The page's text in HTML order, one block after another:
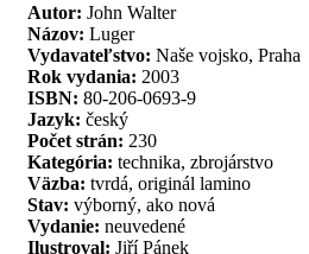
Autor: John Walter
Názov: Luger
Vydavateľstvo: Naše vojsko, Praha
Rok vydania: 2003
ISBN: 80-206-0693-9
Jazyk: český
Počet strán: 230
Kategória: technika, zbrojárstvo
Väzba: tvrdá, originál lamino
Stav: výborný, ako nová
Vydanie: neuvedené
Ilustroval: Jiří Pánek